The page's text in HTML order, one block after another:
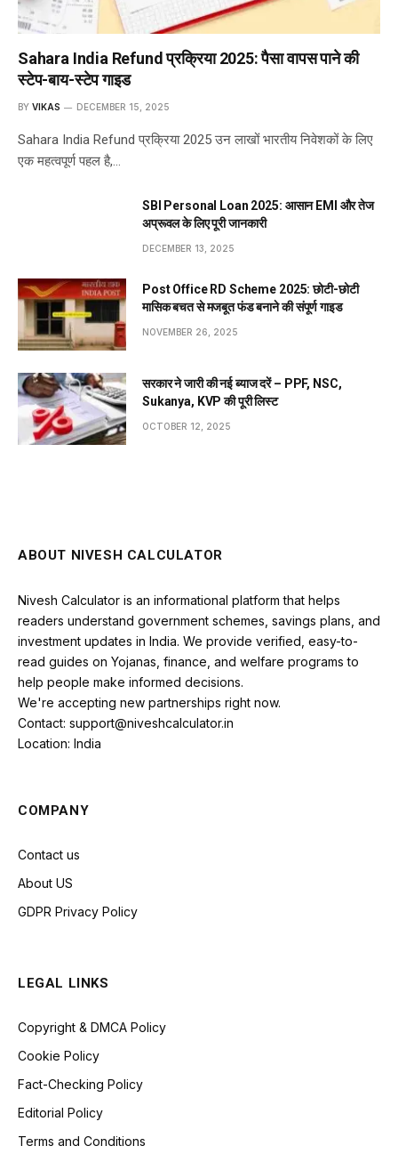
Sahara India Refund प्रक्रिया 2025: पैसा वापस पाने की
स्टेप-बाय-स्टेप गाइड
BY VIKAS DECEMBER 15, 2025
Sahara India Refund प्रक्रिया 2025 उन लाखों भारतीय निवेशकों के लिए
एक महत्वपूर्ण पहल है,…
SBI Personal Loan 2025: आसान EMI और तेज
अप्रूवल के लिए पूरी जानकारी
DECEMBER 13, 2025
Post Office RD Scheme 2025: छोटी-छोटी
मासिक बचत से मजबूत फंड बनाने की संपूर्ण गाइड
NOVEMBER 26, 2025
सरकार ने जारी की नई ब्याज दरें – PPF, NSC,
Sukanya, KVP की पूरी लिस्ट
OCTOBER 12, 2025
ABOUT NIVESH CALCULATOR
Nivesh Calculator is an informational platform that helps
readers understand government schemes, savings plans, and
investment updates in India. We provide verified, easy-to-
read guides on Yojanas, finance, and welfare programs to
help people make informed decisions.
We're accepting new partnerships right now.
Contact: support@niveshcalculator.in
Location: India
COMPANY
Contact us
About US
GDPR Privacy Policy
LEGAL LINKS
Copyright & DMCA Policy
Cookie Policy
Fact-Checking Policy
Editorial Policy
Terms and Conditions